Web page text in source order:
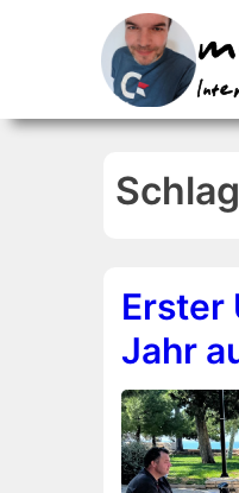
Erster
Jahr